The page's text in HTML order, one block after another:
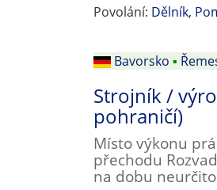
Povolání: Dělník,
Bavorsko ▪
Strojník /
pohraničí)
Místo výkonu
přechodu
na dobu